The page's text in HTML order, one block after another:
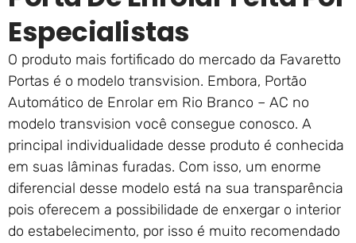
Especialistas
O produto mais fortificado do mercado da Favaretto
Portas é o modelo transvision. Embora, Portão
Automático de Enrolar em Rio Branco – AC no
modelo transvision você consegue conosco. A
principal individualidade desse produto é conhecida
em suas lâminas furadas. Com isso, um enorme
diferencial desse modelo está na sua transparência
pois oferecem a possibilidade de enxergar o interior
do estabelecimento, por isso é muito recomendado